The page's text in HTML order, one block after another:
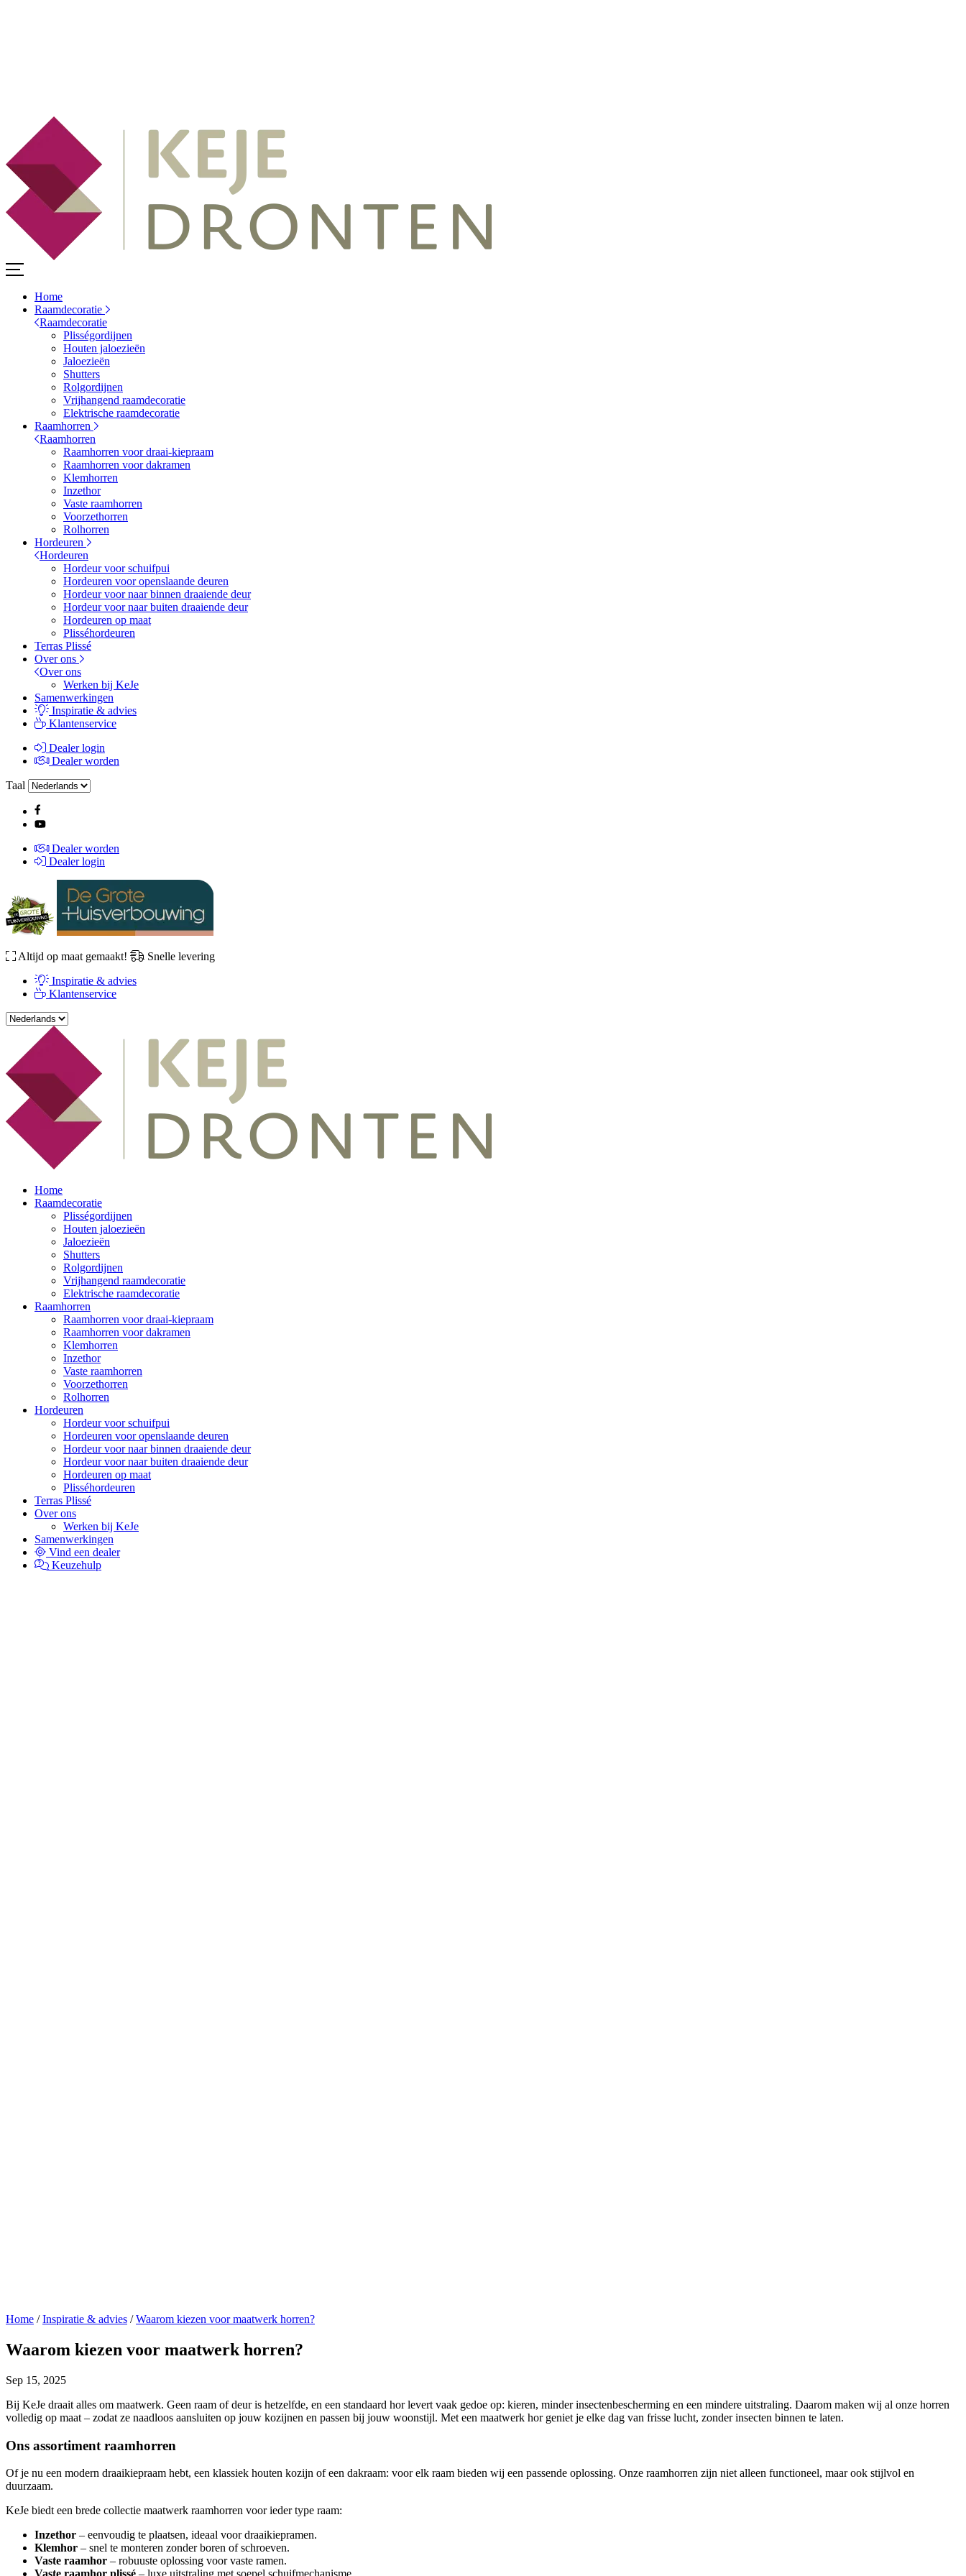
Home
Raamdecoratie
Raamdecoratie
Plisségordijnen
Houten jaloezieën
Jaloezieën
Shutters
Rolgordijnen
Vrijhangend raamdecoratie
Elektrische raamdecoratie
Raamhorren
Raamhorren
Raamhorren voor draai-kiepraam
Raamhorren voor dakramen
Klemhorren
Inzethor
Vaste raamhorren
Voorzethorren
Rolhorren
Hordeuren
Hordeuren
Hordeur voor schuifpui
Hordeuren voor openslaande deuren
Hordeur voor naar binnen draaiende deur
Hordeur voor naar buiten draaiende deur
Hordeuren op maat
Plisséhordeuren
Terras Plissé
Over ons
Over ons
Werken bij KeJe
Samenwerkingen
Inspiratie & advies
Klantenservice
Dealer login
Dealer worden
Taal
Dealer worden
Dealer login
Altijd op maat gemaakt!
Snelle levering
Inspiratie & advies
Klantenservice
Home
Raamdecoratie
Plisségordijnen
Houten jaloezieën
Jaloezieën
Shutters
Rolgordijnen
Vrijhangend raamdecoratie
Elektrische raamdecoratie
Raamhorren
Raamhorren voor draai-kiepraam
Raamhorren voor dakramen
Klemhorren
Inzethor
Vaste raamhorren
Voorzethorren
Rolhorren
Hordeuren
Hordeur voor schuifpui
Hordeuren voor openslaande deuren
Hordeur voor naar binnen draaiende deur
Hordeur voor naar buiten draaiende deur
Hordeuren op maat
Plisséhordeuren
Terras Plissé
Over ons
Werken bij KeJe
Samenwerkingen
Vind een dealer
Keuzehulp
Home / Inspiratie & advies / Waarom kiezen voor maatwerk horren?
Waarom kiezen voor maatwerk horren?
Sep 15, 2025
Bij KeJe draait alles om maatwerk. Geen raam of deur is hetzelfde, en een standaard hor levert vaak gedoe op: kieren, minder insectenbescherming en een mindere uitstraling. Daarom maken wij al onze horren
volledig op maat – zodat ze naadloos aansluiten op jouw kozijnen en passen bij jouw woonstijl. Met een maatwerk hor geniet je elke dag van frisse lucht, zonder insecten binnen te laten.
Ons assortiment raamhorren
Of je nu een modern draaikiepraam hebt, een klassiek houten kozijn of een dakraam: voor elk raam bieden wij een passende oplossing. Onze raamhorren zijn niet alleen functioneel, maar ook stijlvol en
duurzaam.
KeJe biedt een brede collectie maatwerk raamhorren voor ieder type raam:
Inzethor – eenvoudig te plaatsen, ideaal voor draaikiepramen.
Klemhor – snel te monteren zonder boren of schroeven.
Vaste raamhor – robuuste oplossing voor vaste ramen.